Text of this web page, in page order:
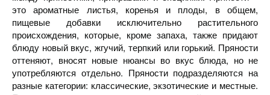
это ароматные листья, коренья и плоды, в общем,
пищевые добавки исключительно растительного
происхождения, которые, кроме запаха, также придают
блюду новый вкус, жгучий, терпкий или горький. Пряности
оттеняют, вносят новые нюансы во вкус блюда, но не
употребляются отдельно. Пряности подразделяются на
разные категории: классические, экзотические и местные.